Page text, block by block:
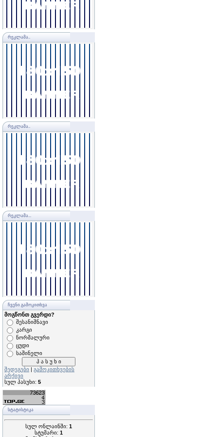
ᲠᲔᲙᲚᲐᲛᲐ..
ᲠᲔᲙᲚᲐᲛᲐ..
ᲠᲔᲙᲚᲐᲛᲐ...
ᲩᲕᲔᲜᲘ ᲒᲐᲛᲝᲙᲘᲗᲮᲕᲐ
მოგწონთ გვერდი?
შესანიშნავი
კარგი
ნორმალური
ცუდი
საშინელი
შედეგები | გამოკითხვების
არქივი
სულ პასუხი: 5
ᲡᲢᲐᲢᲘᲡᲢᲘᲙᲐ
სულ ონლაინში: 1
სტუმარი: 1